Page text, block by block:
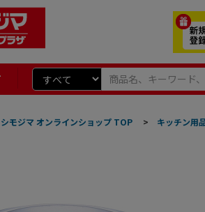
モジマ オンラインショップ TOP > キッチン用